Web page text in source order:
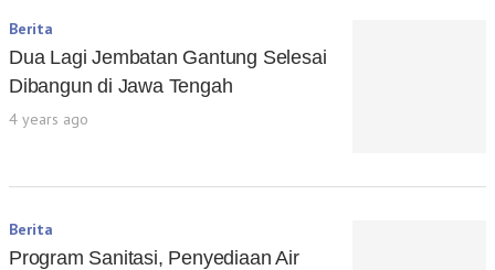
Berita
Dua Lagi Jembatan Gantung Selesai
Dibangun di Jawa Tengah
4 years ago
Berita
Program Sanitasi, Penyediaan Air